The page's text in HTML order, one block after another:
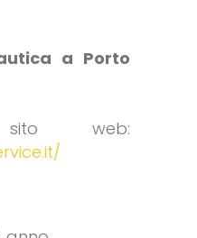
a Porto
web: